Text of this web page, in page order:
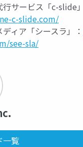
サービス「c-slide
c-slide.com/
ィア「シースラ」：
see-sla/
一覧